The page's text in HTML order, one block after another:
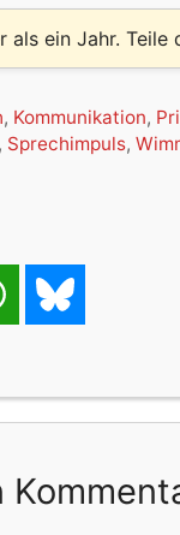
als ein Jahr.
, Kommunikation,
, Sprechimpuls,